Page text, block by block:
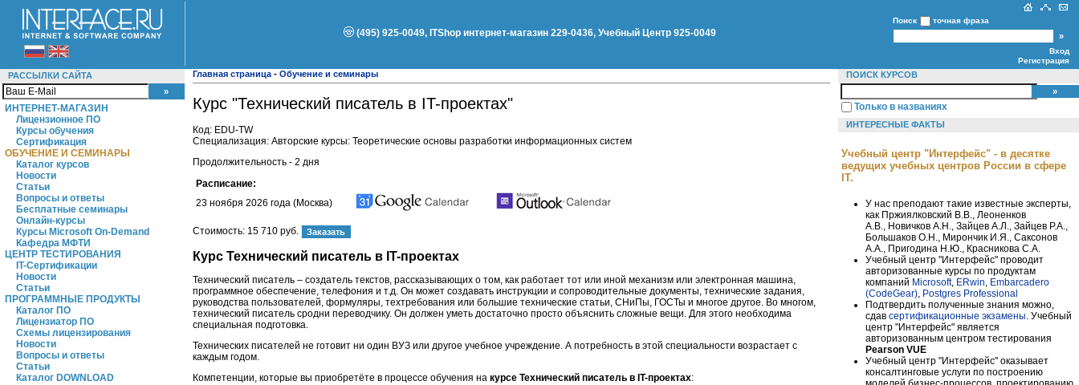
(495) 925-0049, ITShop интернет-магазин 229-0436, Учебный Центр 925-0049
Поиск точная фраза
Вход
Регистрация
РАССЫЛКИ САЙТА
ИНТЕРНЕТ-МАГАЗИН
Лицензионное ПО
Курсы обучения
Сертификация
ОБУЧЕНИЕ И СЕМИНАРЫ
Каталог курсов
Новости
Статьи
Вопросы и ответы
Бесплатные семинары
Онлайн-курсы
Курсы Microsoft On-Demand
Кафедра МФТИ
ЦЕНТР ТЕСТИРОВАНИЯ
IT-Сертификации
Новости
Статьи
ПРОГРАММНЫЕ ПРОДУКТЫ
Каталог ПО
Лицензиатор ПО
Схемы лицензирования
Новости
Вопросы и ответы
Статьи
Каталог DOWNLOAD
Главная страница - Обучение и семинары
Курс "Технический писатель в IT-проектах"
Код: EDU-TW
Специализация: Авторские курсы: Теоретические основы разработки информационных систем
Продолжительность - 2 дня
Расписание:
23 ноября 2026 года (Москва)
Стоимость: 15 710 руб.
Курс Технический писатель в IT-проектах
Технический писатель – создатель текстов, рассказывающих о том, как работает тот или иной механизм или электронная машина,
программное обеспечение, телефония и т.д. Он может создавать инструкции и сопроводительные документы, технические задания,
руководства пользователей, формуляры, техтребования или большие технические статьи, СНиПы, ГОСТы и многое другое. Во многом,
технический писатель сродни переводчику. Он должен уметь достаточно просто объяснить сложные вещи. Для этого необходима
специальная подготовка.
Технических писателей не готовит ни один ВУЗ или другое учебное учреждение. А потребность в этой специальности возрастает с
каждым годом.
Компетенции, которые вы приобретёте в процессе обучения на курсе Технический писатель в IT-проектах:
ПОИСК КУРСОВ
Только в названиях
ИНТЕРЕСНЫЕ ФАКТЫ
Учебный центр "Интерфейс" - в десятке
ведущих учебных центров России в сфере
IT.
У нас преподают такие известные эксперты,
как Пржиялковский В.В., Леоненков
А.В., Новичков А.Н., Зайцев А.Л., Зайцев Р.А.,
Большаков О.Н., Мирончик И.Я., Саксонов
А.А., Пригодина Н.Ю., Красникова С.А.
Учебный центр "Интерфейс" проводит
авторизованные курсы по продуктам
компаний Microsoft, ERwin Embarcadero
(CodeGear) Postgres Professional
Подтвердить полученные знания можно,
сдав сертификационные экзамены . Учебный
центр "Интерфейс" является
авторизованным центром тестирования
Pearson VUE
Учебный центр "Интерфейс" оказывает
консалтинговые услуги по построению